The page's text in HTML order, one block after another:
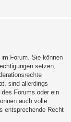
Forum. Sie können
setzen,
sind allerdings
Forums oder ein
auch volle
entsprechende Recht